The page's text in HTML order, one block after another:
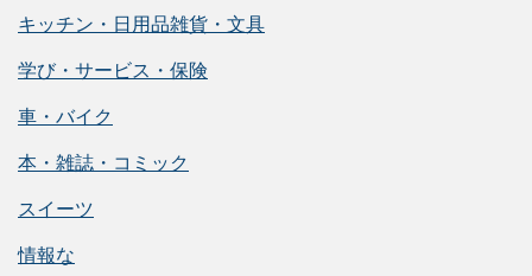
キッチン・日用品雑貨・文具
学び・サービス・保険
車・バイク
本・雑誌・コミック
スイーツ
情報な